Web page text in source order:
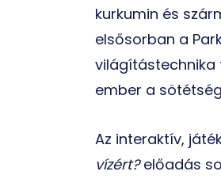
kurkumin és
elsősorban a
világítástechnika
ember a
Az interaktív,
vízért?előadás